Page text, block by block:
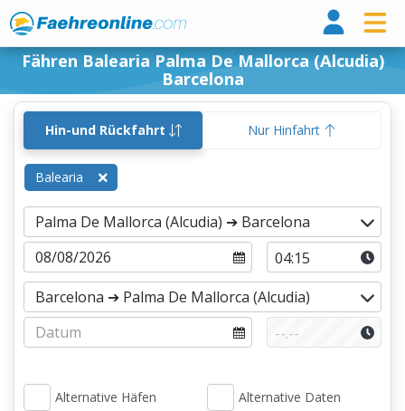
Fähren Balearia Palma De Mallorca (Alcudia)
Barcelona
Hin-und Rückfahrt Nur Hinfahrt
Balearia
Alternative Häfen Alternative Daten